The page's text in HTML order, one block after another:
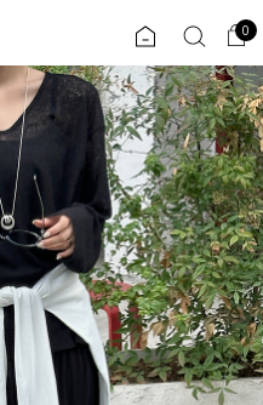
0
ENG
TW
JP
플러스핏 회원혜택 입
COMMUNITY
ALL
익스클루시브
0